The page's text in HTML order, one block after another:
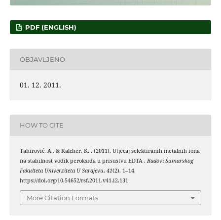
PDF (ENGLISH)
OBJAVLJENO
01. 12. 2011.
HOW TO CITE
Tahirović, A., & Kalcher, K. . (2011). Utjecaj selektiranih metalnih iona
na stabilnost vodik peroksida u prisustvu EDTA . Radovi Šumarskog
Fakulteta Univerziteta U Sarajevu, 41(2), 1–14.
https://doi.org/10.54652/rsf.2011.v41.i2.131
More Citation Formats